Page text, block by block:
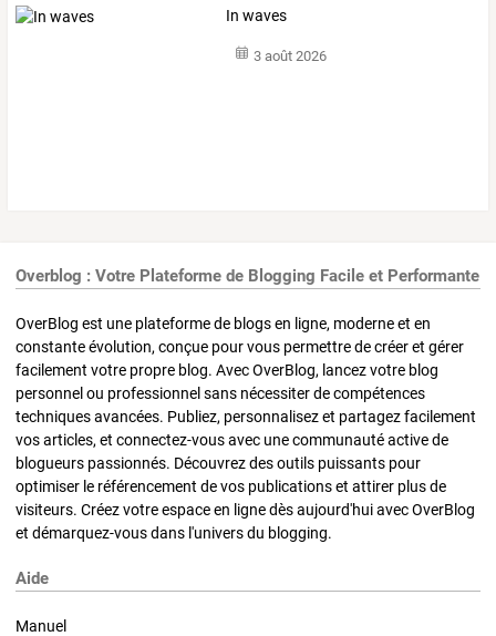
In waves
3 août 2026
Overblog : Votre Plateforme de Blogging Facile et Performante
OverBlog est une plateforme de blogs en ligne, moderne et en
constante évolution, conçue pour vous permettre de créer et gérer
facilement votre propre blog. Avec OverBlog, lancez votre blog
personnel ou professionnel sans nécessiter de compétences
techniques avancées. Publiez, personnalisez et partagez facilement
vos articles, et connectez-vous avec une communauté active de
blogueurs passionnés. Découvrez des outils puissants pour
optimiser le référencement de vos publications et attirer plus de
visiteurs. Créez votre espace en ligne dès aujourd'hui avec OverBlog
et démarquez-vous dans l'univers du blogging.
Aide
Manuel